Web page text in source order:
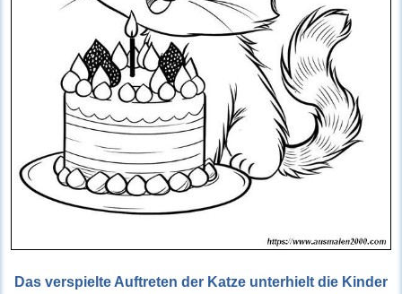
Das verspielte Auftreten der Katze unterhielt die Kinder